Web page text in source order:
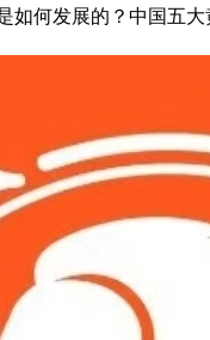
如何发展的？中国五